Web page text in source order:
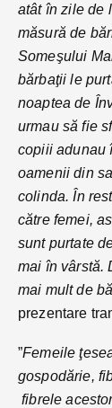
atât în zile de
măsură de
Someşului
bărbaţii le
noaptea de
urmau să fie
copiii adunau
oamenii din
colinda. În
către femei,
sunt purtate
mai în vârstă.
mai mult de
prezentare
”Femeile
gospodărie,
fibrele